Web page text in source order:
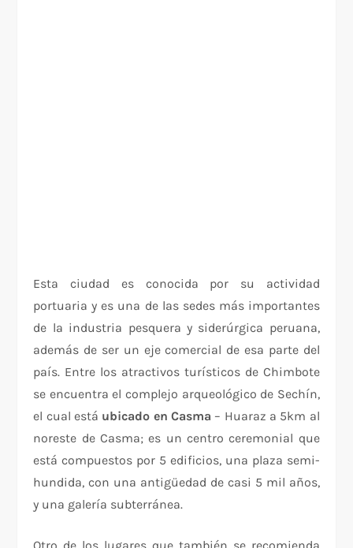
Esta ciudad es conocida por su actividad
portuaria y es una de las sedes más importantes
de la industria pesquera y siderúrgica peruana,
además de ser un eje comercial de esa parte del
país. Entre los atractivos turísticos de Chimbote
se encuentra el complejo arqueológico de Sechín,
el cual está ubicado en Casma – Huaraz a 5km al
noreste de Casma; es un centro ceremonial que
está compuestos por 5 edificios, una plaza semi-
hundida, con una antigüedad de casi 5 mil años,
y una galería subterránea.